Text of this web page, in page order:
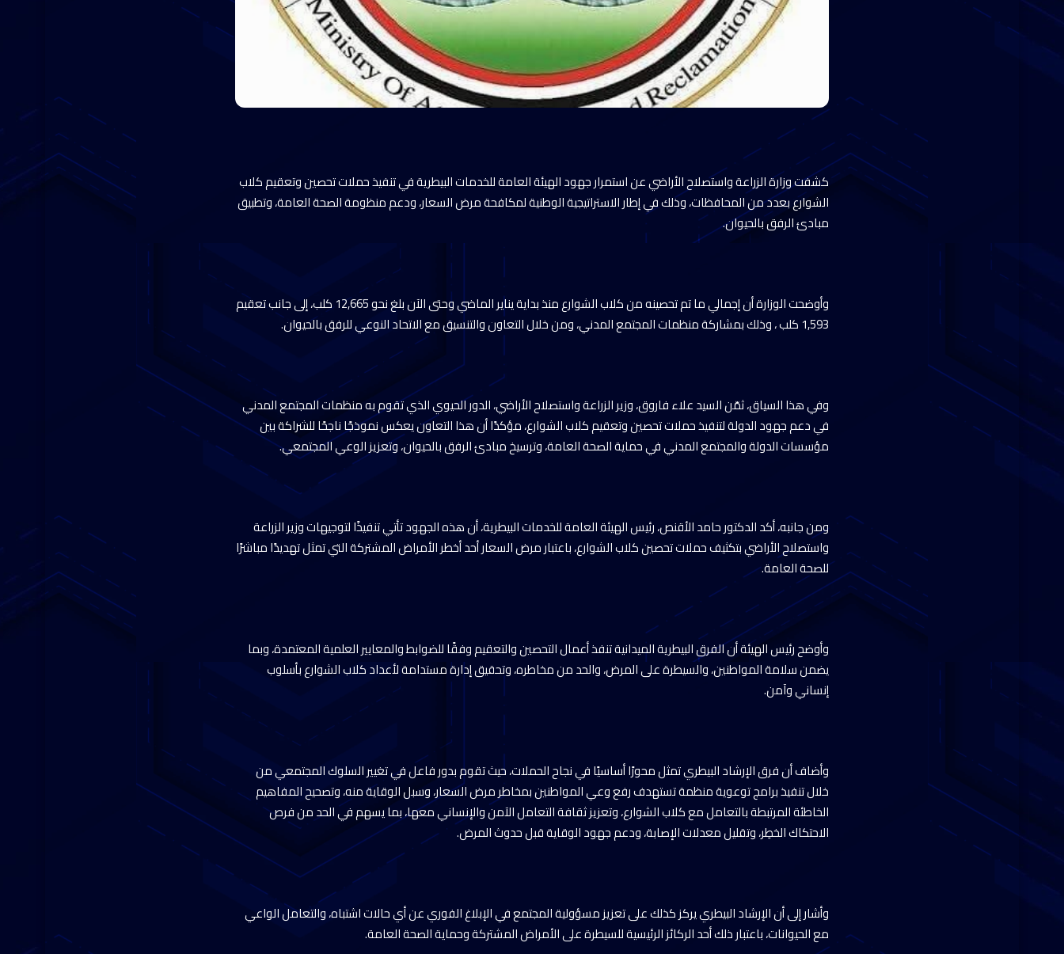
كشفت وزارة الزراعة واستصلاح الأراضي عن استمرار جهود الهيئة العامة للخدمات البيطرية في تنفيذ حملات تحصين وتعقيم كلاب
الشوارع بعدد من المحافظات، وذلك في إطار الاستراتيجية الوطنية لمكافحة مرض السعار، ودعم منظومة الصحة العامة، وتطبيق
مبادئ الرفق بالحيوان.
وأوضحت الوزارة أن إجمالي ما تم تحصينه من كلاب الشوارع منذ بداية يناير الماضي وحتى الآن بلغ نحو 12,665 كلب، إلى جانب تعقيم
1,593 كلب ، وذلك بمشاركة منظمات المجتمع المدني، ومن خلال التعاون والتنسيق مع الاتحاد النوعي للرفق بالحيوان.
وفي هذا السياق، ثمّن السيد علاء فاروق، وزير الزراعة واستصلاح الأراضي، الدور الحيوي الذي تقوم به منظمات المجتمع المدني
في دعم جهود الدولة لتنفيذ حملات تحصين وتعقيم كلاب الشوارع، مؤكدًا أن هذا التعاون يعكس نموذجًا ناجحًا للشراكة بين
مؤسسات الدولة والمجتمع المدني في حماية الصحة العامة، وترسيخ مبادئ الرفق بالحيوان، وتعزيز الوعي المجتمعي.
ومن جانبه، أكد الدكتور حامد الأقنص، رئيس الهيئة العامة للخدمات البيطرية، أن هذه الجهود تأتي تنفيذًا لتوجيهات وزير الزراعة
واستصلاح الأراضي بتكثيف حملات تحصين كلاب الشوارع، باعتبار مرض السعار أحد أخطر الأمراض المشتركة التي تمثل تهديدًا مباشرًا
للصحة العامة.
وأوضح رئيس الهيئة أن الفرق البيطرية الميدانية تنفذ أعمال التحصين والتعقيم وفقًا للضوابط والمعايير العلمية المعتمدة، وبما
يضمن سلامة المواطنين، والسيطرة على المرض، والحد من مخاطره، وتحقيق إدارة مستدامة لأعداد كلاب الشوارع بأسلوب
إنساني وآمن.
وأضاف أن فرق الإرشاد البيطري تمثل محورًا أساسيًا في نجاح الحملات، حيث تقوم بدور فاعل في تغيير السلوك المجتمعي من
خلال تنفيذ برامج توعوية منظمة تستهدف رفع وعي المواطنين بمخاطر مرض السعار، وسبل الوقاية منه، وتصحيح المفاهيم
الخاطئة المرتبطة بالتعامل مع كلاب الشوارع، وتعزيز ثقافة التعامل الآمن والإنساني معها، بما يسهم في الحد من فرص
الاحتكاك الخطِر، وتقليل معدلات الإصابة، ودعم جهود الوقاية قبل حدوث المرض.
وأشار إلى أن الإرشاد البيطري يركز كذلك على تعزيز مسؤولية المجتمع في الإبلاغ الفوري عن أي حالات اشتباه، والتعامل الواعي
مع الحيوانات، باعتبار ذلك أحد الركائز الرئيسية للسيطرة على الأمراض المشتركة وحماية الصحة العامة.